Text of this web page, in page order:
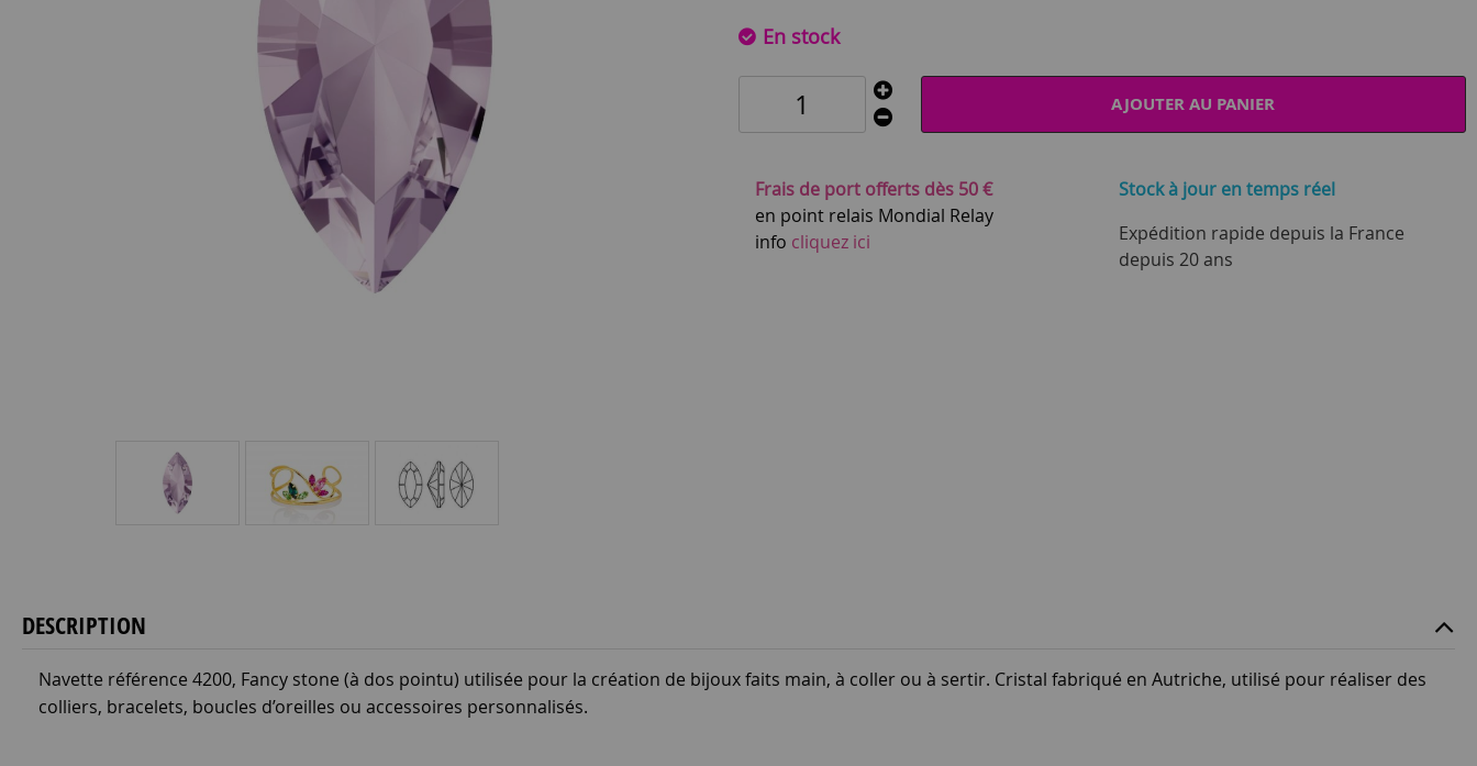
En stock
AJOUTER AU PANIER
Frais de port offerts dès 50 €
en point relais Mondial Relay
info cliquez ici
Stock à jour en temps réel
Expédition rapide depuis la France
depuis 20 ans
DESCRIPTION
Navette référence 4200, Fancy stone (à dos pointu) utilisée pour la création de bijoux faits main, à coller ou à sertir. Cristal fabriqué en Autriche, utilisé pour réaliser des
colliers, bracelets, boucles d’oreilles ou accessoires personnalisés.